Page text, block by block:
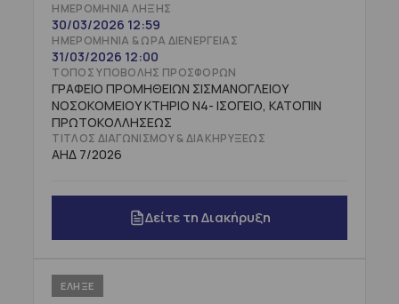
ΑΜ.ΦΛΕΜΙΓΚ ΚΑΙ ΤΙΣ ΑΠΟΚΕΝΤΡΩΜΕΝΕΣ ΔΟΜΕΣ
ΑΥΤΟΥ (CPV: 71317200-5)» ΓΙΑ ΔΥΟ (2) ΕΤΗ
ΠΡΟΫΠΟΛΟΓΙΣΘΕΙΣΑΣ ΔΑΠΑΝΗΣ 36.000,00 €
ΠΛΕΟΝ ΦΠΑ (ΗΤΟΙ 44.640,00 €
ΣΥΜΠΕΡΙΛΑΜΒΑΝΟΜΕΝΟΥ ΦΠΑ) ΚΑΙ ΔΙΚΑΙΩΜΑ
ΠΡΟΑΙΡΕΣΗΣ ΕΝΑ (1) ΕΤΟΣ ΣΥΝΟΛΙΚΗΣ
ΠΡΟΫΠΟΛΟΓΙΣΘΕΙΣΑΣ ΔΑΠΑΝΗΣ 18.000,00 €
ΠΛΕΟΝ ΦΠΑ (22.320,00 €
ΟΙΚΟΝΟΜΙΚΗΣ ΑΠΟΨΗΣ ΒΑΣΕΙ ΤΙΜΗΣ ΠΡΟΣΦΟΡΑ.
ΗΜΕΡΟΜΗΝΊΑ ΛΉΞΗΣ
30/03/2026 12:59
ΗΜΕΡΟΜΗΝΊΑ & ΏΡΑ ΔΙΕΝΈΡΓΕΙΑΣ
31/03/2026 12:00
ΤΌΠΟΣ ΥΠΟΒΟΛΉΣ ΠΡΟΣΦΟΡΏΝ
ΓΡΑΦΕΙΟ ΠΡΟΜΗΘΕΙΩΝ ΣΙΣΜΑΝΟΓΛΕΙΟΥ
ΝΟΣΟΚΟΜΕΙΟΥ ΚΤΗΡΙΟ Ν4- ΙΣΟΓΕΙΟ, ΚΑΤΟΠΙΝ
ΠΡΩΤΟΚΟΛΛΗΣΕΩΣ
ΤΊΤΛΟΣ ΔΙΑΓΩΝΙΣΜΟΎ & ΔΙΑΚΗΡΎΞΕΩΣ
ΑΗΔ 7/2026
Δείτε τη Διακήρυξη
ΕΛΗΞΕ